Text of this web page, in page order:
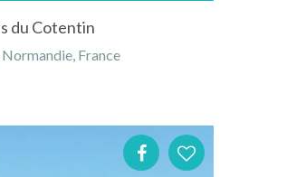
du Cotentin
France